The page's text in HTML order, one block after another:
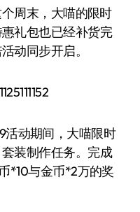
礼包也已经补货完
动同步开启。
活动期间，大喵限时
装制作任务。完成
*10与金币*2万的奖